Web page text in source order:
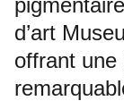
d’art
offrant une